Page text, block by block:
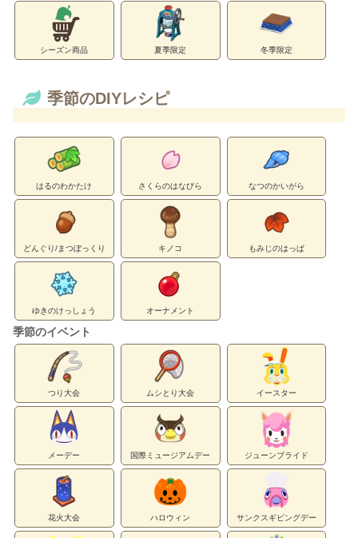
シーズン商品 夏季限定 冬季限定
季節のDIYレシピ
はるのわかたけ さくらのはなびら なつのかいがら
どんぐり/まつぼっくり キノコ もみじのはっぱ
ゆきのけっしょう オーナメント
季節のイベント
つり大会 ムシとり大会 イースター
メーデー 国際ミュージアムデー ジューンブライド
花火大会 ハロウィン サンクスギビングデー